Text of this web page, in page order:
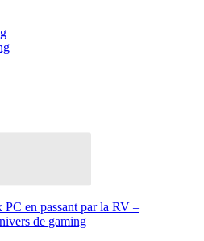
PC en passant par la RV –
de gaming